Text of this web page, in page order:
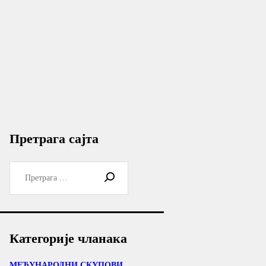
Претрага сајта
Категорије чланака